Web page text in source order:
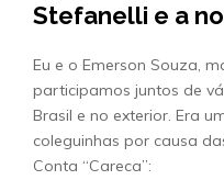
Stefanelli e a
Eu e o Emerson Souza,
participamos juntos de
Brasil e no exterior. Era
coleguinhas por causa
Conta “Careca”: